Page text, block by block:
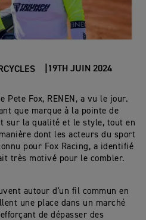
19TH JUIN 2024
Pete Fox, RENEN, a vu le jour.
que marque à la pointe de
sur la qualité et le style, tout en
dont les acteurs du sport
pour Fox Racing, a identifié
très motivé pour le combler.
autour d'un fil commun en
une place dans un marché
de dépasser des